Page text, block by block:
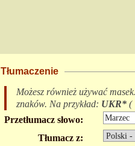
Tłumaczenie
Możesz również używać
znaków. Na przykład: UKR* (
Przetłumacz słowo:
Tłumacz z: